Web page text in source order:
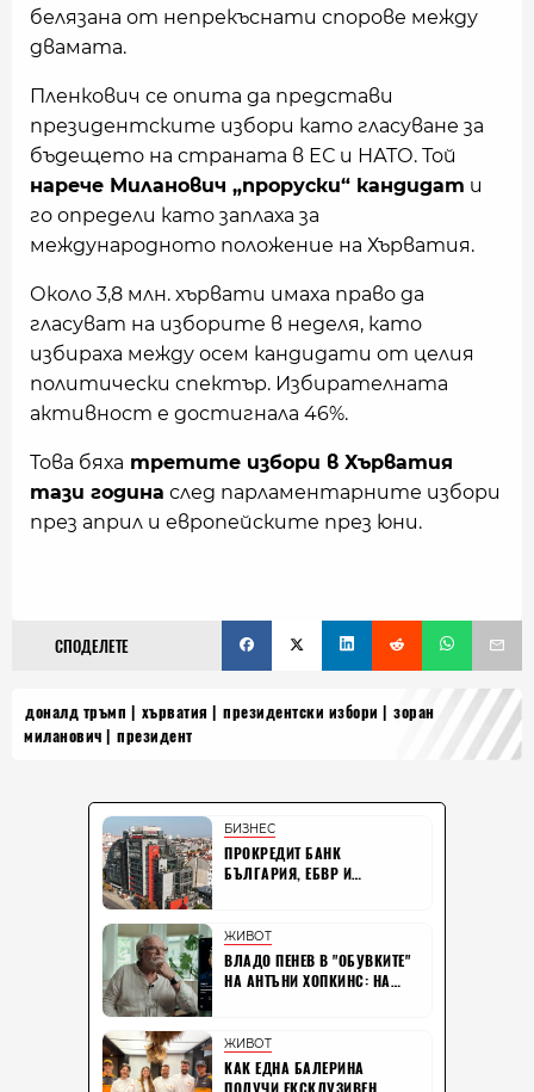
белязана от непрекъснати спорове между
двамата.
Пленкович се опита да представи
президентските избори като гласуване за
бъдещето на страната в ЕС и НАТО. Той
нарече Миланович „проруски“ кандидат и
го определи като заплаха за
международното положение на Хърватия.
Около 3,8 млн. хървати имаха право да
гласуват на изборите в неделя, като
избираха между осем кандидати от целия
политически спектър. Избирателната
активност е достигнала 46%.
Това бяха третите избори в Хърватия
тази година след парламентарните избори
през април и европейските през юни.
СПОДЕЛЕТЕ
доналд тръмп хърватия президентски избори
зоран
миланович
президент